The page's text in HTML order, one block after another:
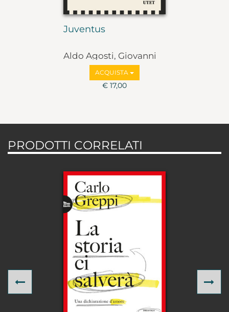
Juventus
Aldo Agosti, Giovanni
De LunaACQUISTA
€ 17,00
PRODOTTI CORRELATI
Previous